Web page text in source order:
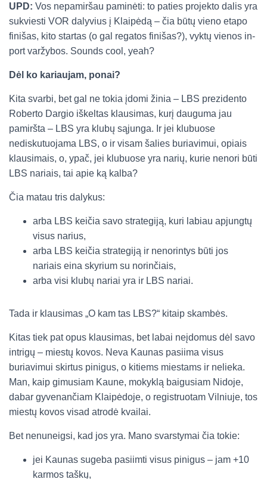
UPD: Vos nepamiršau paminėti: to paties projekto dalis yra
sukviesti VOR dalyvius į Klaipėdą – čia būtų vieno etapo
finišas, kito startas (o gal regatos finišas?), vyktų vienos in-
port varžybos. Sounds cool, yeah?
Dėl ko kariaujam, ponai?
Kita svarbi, bet gal ne tokia įdomi žinia – LBS prezidento
Roberto Dargio iškeltas klausimas, kurį dauguma jau
pamiršta – LBS yra klubų sąjunga. Ir jei klubuose
nediskutuojama LBS, o ir visam šalies buriavimui, opiais
klausimais, o, ypač, jei klubuose yra narių, kurie nenori būti
LBS nariais, tai apie ką kalba?
Čia matau tris dalykus:
arba LBS keičia savo strategiją, kuri labiau apjungtų
visus narius,
arba LBS keičia strategiją ir nenorintys būti jos
nariais eina skyrium su norinčiais,
arba visi klubų nariai yra ir LBS nariai.
Tada ir klausimas „O kam tas LBS?“ kitaip skambės.
Kitas tiek pat opus klausimas, bet labai neįdomus dėl savo
intrigų – miestų kovos. Neva Kaunas pasiima visus
buriavimui skirtus pinigus, o kitiems miestams ir nelieka.
Man, kaip gimusiam Kaune, mokyklą baigusiam Nidoje,
dabar gyvenančiam Klaipėdoje, o registruotam Vilniuje, tos
miestų kovos visad atrodė kvailai.
Bet nenuneigsi, kad jos yra. Mano svarstymai čia tokie:
jei Kaunas sugeba pasiimti visus pinigus – jam +10
karmos taškų,